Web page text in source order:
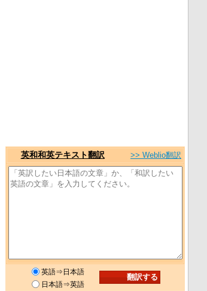
英和和英テキスト翻訳 >> Weblio翻訳
英語⇒日本語
日本語⇒英語